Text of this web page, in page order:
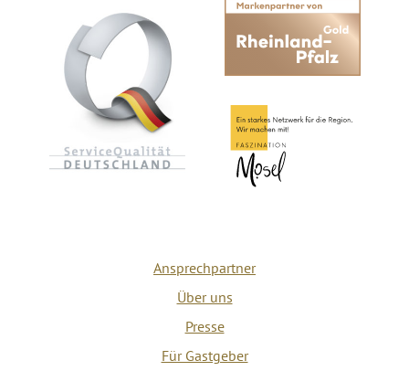
Ansprechpartner
Über uns
Presse
Für Gastgeber